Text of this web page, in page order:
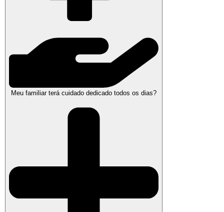
Meu familiar terá cuidado dedicado todos os dias?